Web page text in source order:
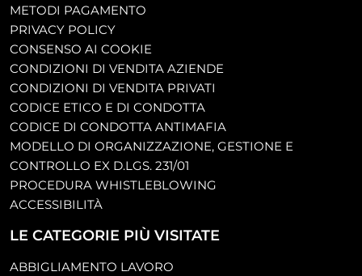
METODI PAGAMENTO
PRIVACY POLICY
CONSENSO AI COOKIE
CONDIZIONI DI VENDITA AZIENDE
CONDIZIONI DI VENDITA PRIVATI
CODICE ETICO E DI CONDOTTA
CODICE DI CONDOTTA ANTIMAFIA
MODELLO DI ORGANIZZAZIONE, GESTIONE E
CONTROLLO EX D.LGS. 231/01
PROCEDURA WHISTLEBLOWING
ACCESSIBILITÀ
LE CATEGORIE PIÙ VISITATE
ABBIGLIAMENTO LAVORO